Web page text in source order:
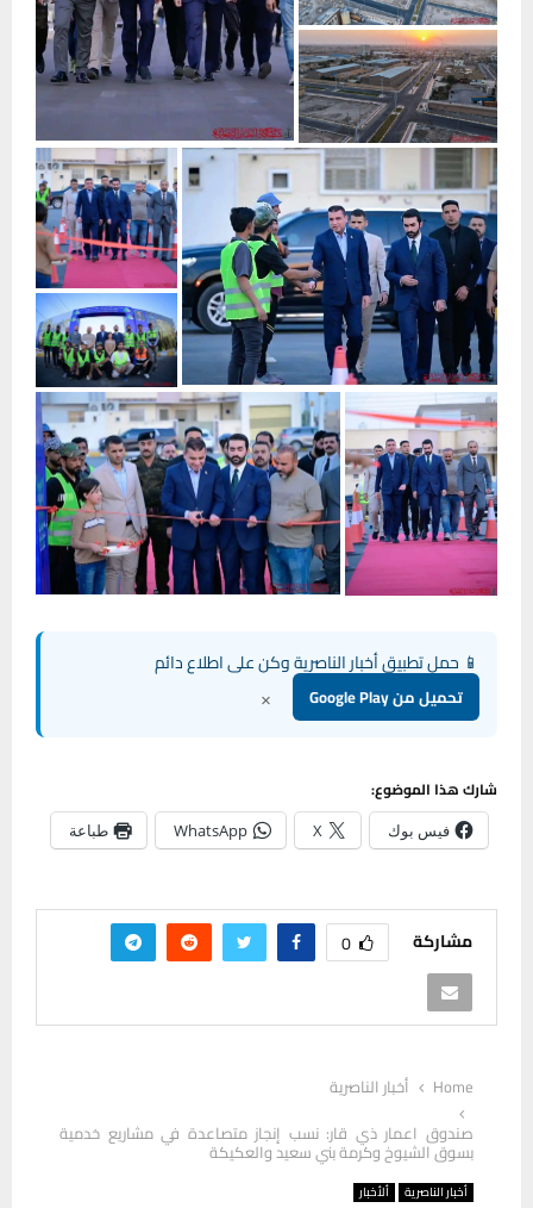
📱 حمل تطبيق أخبار الناصرية وكن على اطلاع دائم
تحميل من Google Play ×
شارك هذا الموضوع:
فيس بوك X
WhatsApp طباعة
مشاركة 0
Home
أخبار الناصرية
صندوق اعمار ذي قار: نسب إنجاز متصاعدة في مشاريع خدمية
بسوق الشيوخ وكرمة بني سعيد والعكيكة
أخبار الناصرية ألأخبار